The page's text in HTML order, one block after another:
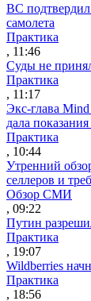
ВС
самолета
Практика
, 11:46
Суды не
Практика
, 11:17
Экс-глава
дала
Практика
, 10:44
Утренний
селлеров и
Обзор СМИ
, 09:22
Путин
Практика
, 19:07
Wildberries
Практика
, 18:56